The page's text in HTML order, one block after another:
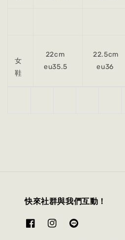
女
鞋
22cm
eu35.5
22.5cm
eu36
快來社群與我們互動！